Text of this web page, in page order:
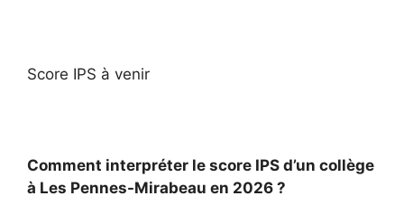
Score IPS à venir
Comment interpréter le score IPS d’un collège
à Les Pennes-Mirabeau en 2026 ?